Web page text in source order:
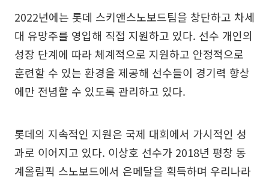
2022년에는 롯데 스키앤스노보드팀을 창단하고 차세
대 유망주를 영입해 직접 지원하고 있다. 선수 개인의
성장 단계에 따라 체계적으로 지원하고 안정적으로
훈련할 수 있는 환경을 제공해 선수들이 경기력 향상
에만 전념할 수 있도록 관리하고 있다.
롯데의 지속적인 지원은 국제 대회에서 가시적인 성
과로 이어지고 있다. 이상호 선수가 2018년 평창 동
계올림픽 스노보드에서 은메달을 획득하며 우리나라